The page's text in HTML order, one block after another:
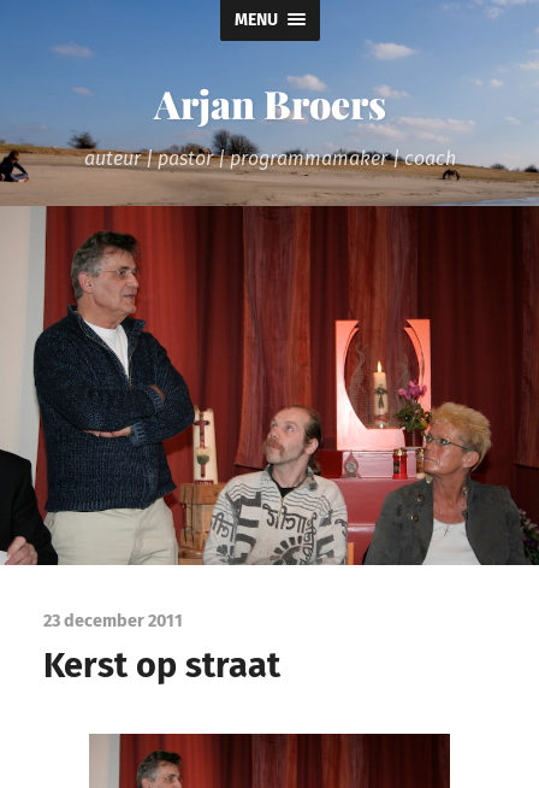
MENU
Arjan Broers
auteur | pastor | programmamaker | coach
23 december 2011
Kerst op straat